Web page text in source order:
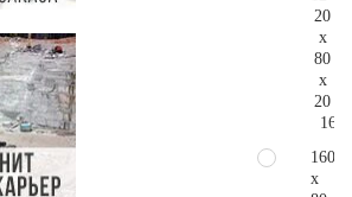
20
x
80
x
20
160
x